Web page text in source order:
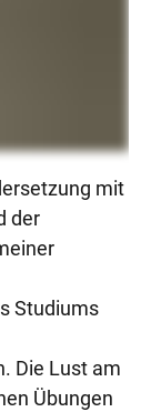
mit
der
Studiums
Die Lust am
Übungen